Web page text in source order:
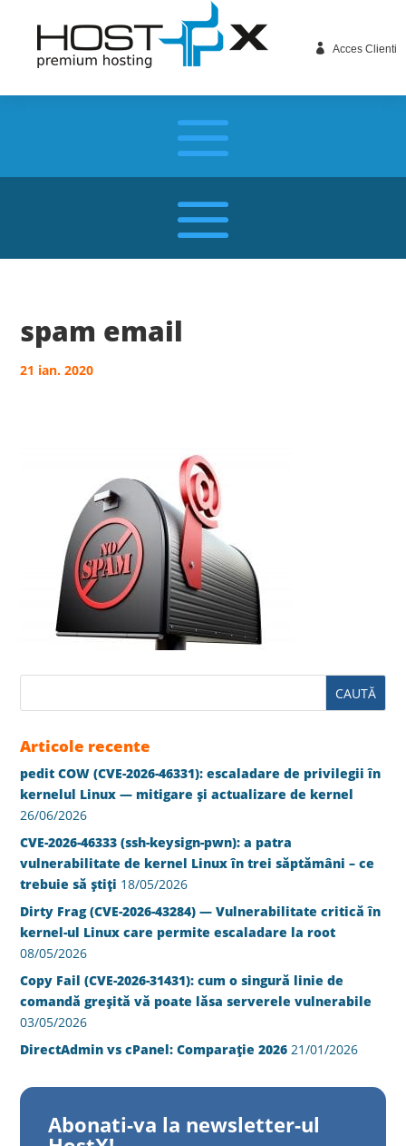
 Acces Clienti
spam email
21 ian. 2020
Articole recente
pedit COW (CVE-2026-46331): escaladare de privilegii în
kernelul Linux — mitigare și actualizare de kernel
26/06/2026
CVE-2026-46333 (ssh-keysign-pwn): a patra
vulnerabilitate de kernel Linux în trei săptămâni – ce
trebuie să știți 18/05/2026
Dirty Frag (CVE-2026-43284) — Vulnerabilitate critică în
kernel-ul Linux care permite escaladare la root
08/05/2026
Copy Fail (CVE-2026-31431): cum o singură linie de
comandă greșită vă poate lăsa serverele vulnerabile
03/05/2026
DirectAdmin vs cPanel: Comparație 2026 21/01/2026
Abonati-va la newsletter-ul